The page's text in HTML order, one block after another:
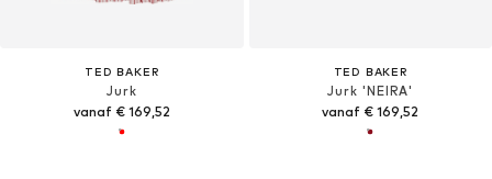
TED BAKER
Jurk
vanaf € 169,52
TED BAKER
Jurk 'NEIRA'
vanaf € 169,52